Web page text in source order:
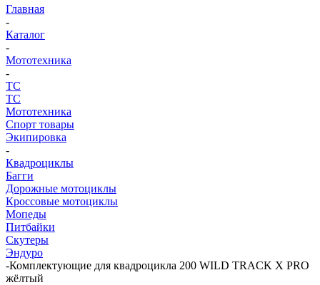
Главная
-
Каталог
-
Мототехника
-
ТС
ТС
Мототехника
Спорт товары
Экипировка
-
Квадроциклы
Багги
Дорожные мотоциклы
Кроссовые мотоциклы
Мопеды
Питбайки
Скутеры
Эндуро
-Комплектующие для квадроцикла 200 WILD TRACK X PRO
жёлтый